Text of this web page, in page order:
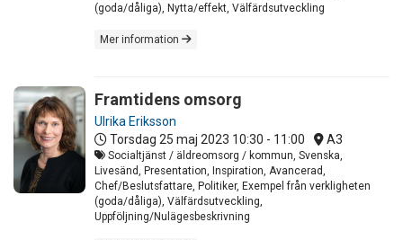
(goda/dåliga), Nytta/effekt, Välfärdsutveckling
Mer information
Framtidens omsorg
Ulrika Eriksson
Torsdag 25 maj 2023 10:30 - 11:00 A3
Socialtjänst / äldreomsorg / kommun, Svenska,
Livesänd, Presentation, Inspiration, Avancerad,
Chef/Beslutsfattare, Politiker, Exempel från verkligheten
(goda/dåliga), Välfärdsutveckling,
Uppföljning/Nulägesbeskrivning